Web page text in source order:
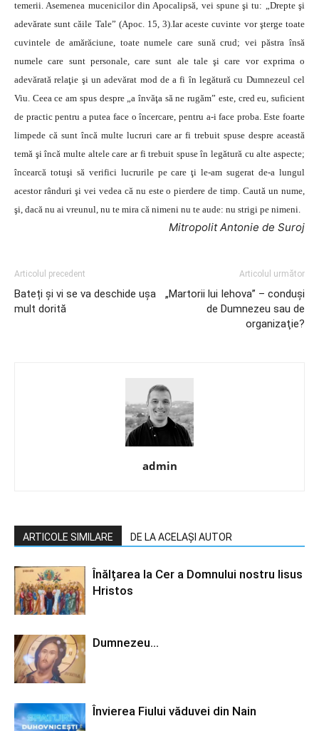
Mitropolit Antonie de Suroj
Articolul precedent
Bateți și vi se va deschide ușa
mult dorită
Articolul următor
„Martorii lui Iehova” – conduşi
de Dumnezeu sau de
organizaţie?
admin
ARTICOLE SIMILARE DE LA ACELAȘI AUTOR
Înălțarea la Cer a Domnului nostru Iisus
Hristos
Dumnezeu…
Învierea Fiului văduvei din Nain